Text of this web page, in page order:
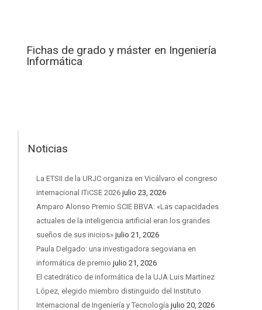
Fichas de grado y máster en Ingeniería
Informática
Noticias
La ETSII de la URJC organiza en Vicálvaro el congreso
internacional ITiCSE 2026 julio 23, 2026
Amparo Alonso Premio SCIE BBVA: «Las capacidades
actuales de la inteligencia artificial eran los grandes
sueños de sus inicios» julio 21, 2026
Paula Delgado: una investigadora segoviana en
informática de premio julio 21, 2026
El catedrático de informática de la UJA Luis Martínez
López, elegido miembro distinguido del Instituto
Internacional de Ingeniería y Tecnología julio 20, 2026